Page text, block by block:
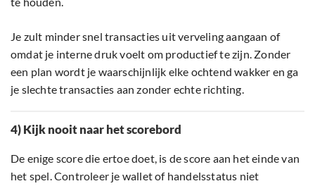
Je zult minder snel transacties uit verveling aangaan of
omdat je interne druk voelt om productief te zijn. Zonder
een plan wordt je waarschijnlijk elke ochtend wakker en ga
je slechte transacties aan zonder echte richting.
4) Kijk nooit naar het scorebord
De enige score die ertoe doet, is de score aan het einde van
het spel. Controleer je wallet of handelsstatus niet